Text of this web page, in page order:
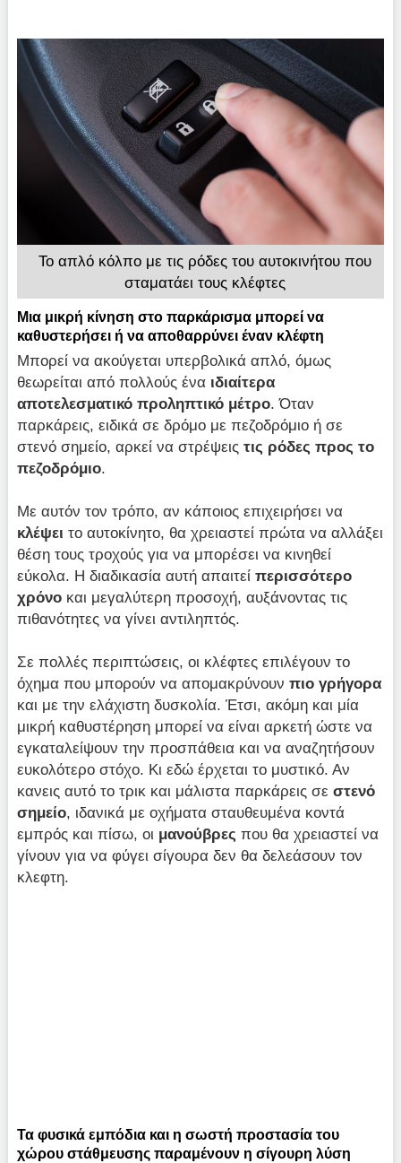
Το απλό κόλπο με τις ρόδες του αυτοκινήτου που
σταματάει τους κλέφτες
Μια μικρή κίνηση στο παρκάρισμα μπορεί να
καθυστερήσει ή να αποθαρρύνει έναν κλέφτη
Μπορεί να ακούγεται υπερβολικά απλό, όμως
θεωρείται από πολλούς ένα ιδιαίτερα
αποτελεσματικό προληπτικό μέτρο. Όταν
παρκάρεις, ειδικά σε δρόμο με πεζοδρόμιο ή σε
στενό σημείο, αρκεί να στρέψειςτις ρόδες προς το
πεζοδρόμιο.
Με αυτόν τον τρόπο, αν κάποιος επιχειρήσει να
κλέψει το αυτοκίνητο, θα χρειαστεί πρώτα να αλλάξει
θέση τους τροχούς για να μπορέσει να κινηθεί
εύκολα. Η διαδικασία αυτή απαιτείπερισσότερο
χρόνο και μεγαλύτερη προσοχή, αυξάνοντας τις
πιθανότητες να γίνει αντιληπτός.
Σε πολλές περιπτώσεις, οι κλέφτες επιλέγουν το
όχημα που μπορούν να απομακρύνουνπιο γρήγορα
και με την ελάχιστη δυσκολία. Έτσι, ακόμη και μία
μικρή καθυστέρηση μπορεί να είναι αρκετή ώστε να
εγκαταλείψουν την προσπάθεια και να αναζητήσουν
ευκολότερο στόχο. Κι εδώ έρχεται το μυστικό. Αν
κανεις αυτό το τρικ και μάλιστα παρκάρεις σεστενό
σημείο, ιδανικά με οχήματα σταυθευμένα κοντά
εμπρός και πίσω, οι μανούβρες που θα χρειαστεί να
γίνουν για να φύγει σίγουρα δεν θα δελεάσουν τον
κλεφτη.
Τα φυσικά εμπόδια και η σωστή προστασία του
χώρου στάθμευσης παραμένουν η σίγουρη λύση